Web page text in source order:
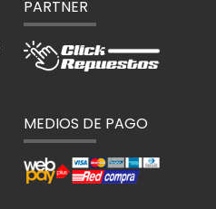
PARTNER
MEDIOS DE PAGO